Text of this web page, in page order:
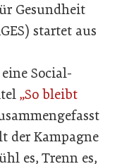
Gesundheit
startet aus
Social-
„So bleibt
der Kampagne
es, Trenn es,